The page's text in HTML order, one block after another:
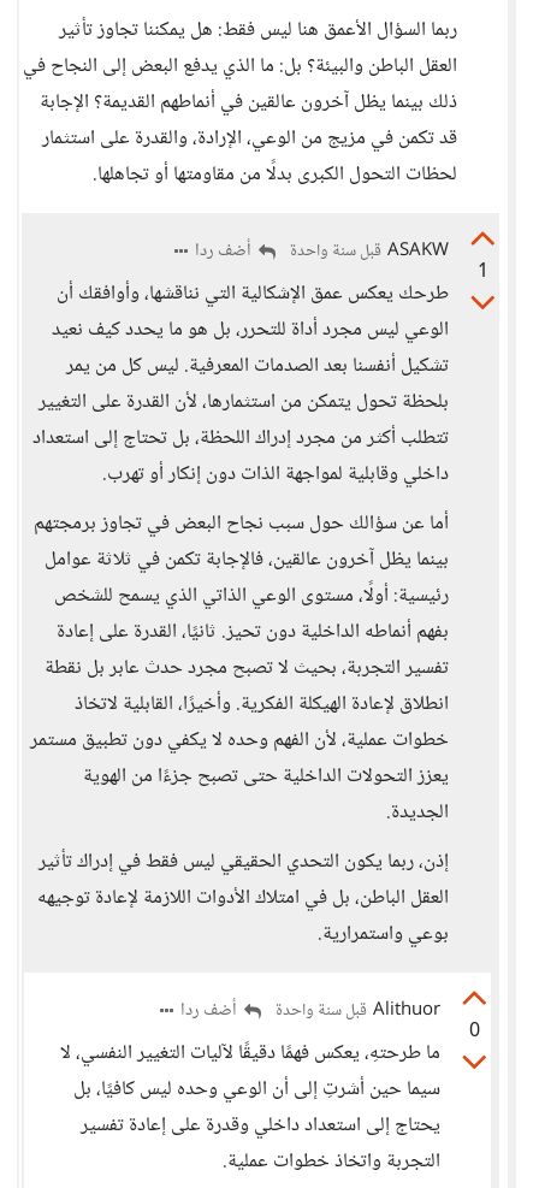
ربما السؤال الأعمق هنا ليس فقط: هل يمكننا تجاوز تأثير
العقل الباطن والبيئة؟ بل: ما الذي يدفع البعض إلى النجاح في
ذلك بينما يظل آخرون عالقين في أنماطهم القديمة؟ الإجابة
قد تكمن في مزيج من الوعي، الإرادة، والقدرة على استثمار
لحظات التحول الكبرى بدلًا من مقاومتها أو تجاهلها.
1
ASAKW قبل سنة واحدة أضف ردا
طرحك يعكس عمق الإشكالية التي نناقشها، وأوافقك أن
الوعي ليس مجرد أداة للتحرر، بل هو ما يحدد كيف نعيد
تشكيل أنفسنا بعد الصدمات المعرفية. ليس كل من يمر
بلحظة تحول يتمكن من استثمارها، لأن القدرة على التغيير
تتطلب أكثر من مجرد إدراك اللحظة، بل تحتاج إلى استعداد
داخلي وقابلية لمواجهة الذات دون إنكار أو تهرب.
أما عن سؤالك حول سبب نجاح البعض في تجاوز برمجتهم
بينما يظل آخرون عالقين، فالإجابة تكمن في ثلاثة عوامل
رئيسية: أولًا، مستوى الوعي الذاتي الذي يسمح للشخص
بفهم أنماطه الداخلية دون تحيز. ثانيًا، القدرة على إعادة
تفسير التجربة، بحيث لا تصبح مجرد حدث عابر بل نقطة
انطلاق لإعادة الهيكلة الفكرية. وأخيرًا، القابلية لاتخاذ
خطوات عملية، لأن الفهم وحده لا يكفي دون تطبيق مستمر
يعزز التحولات الداخلية حتى تصبح جزءًا من الهوية
الجديدة.
إذن، ربما يكون التحدي الحقيقي ليس فقط في إدراك تأثير
العقل الباطن، بل في امتلاك الأدوات اللازمة لإعادة توجيهه
بوعي واستمرارية.
0
Alithuor قبل سنة واحدة أضف ردا
ما طرحتهِ، يعكس فهمًا دقيقًا لآليات التغيير النفسي، لا
سيما حين أشرتِ إلى أن الوعي وحده ليس كافيًا، بل
يحتاج إلى استعداد داخلي وقدرة على إعادة تفسير
التجربة واتخاذ خطوات عملية.